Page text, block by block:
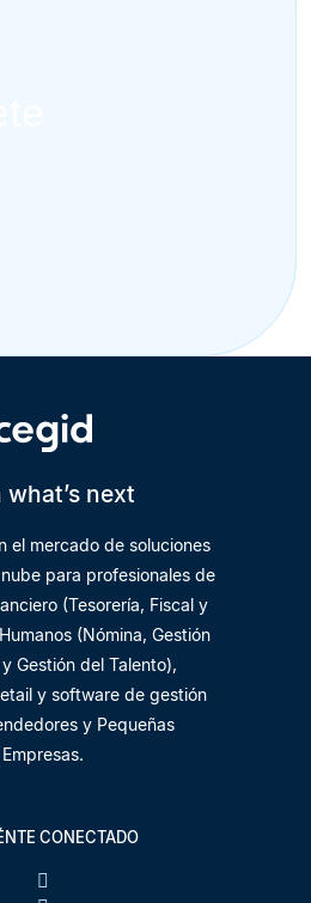
what’s next
el mercado de soluciones
para profesionales de
(Tesorería, Fiscal y
(Nómina, Gestión
Gestión del Talento),
y software de gestión
y Pequeñas
Empresas.
CONECTADO